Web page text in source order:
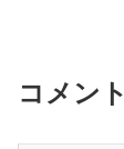
コメント